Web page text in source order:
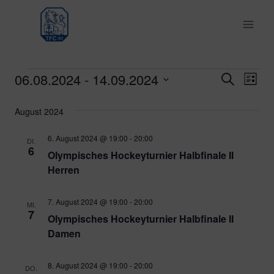
springen
Veranstaltungen SucheListe
06.08.2024 - 14.09.2024
wählen.
August 2024
DI.
6
Olympisches Hockeyturnier Halbfinale II
Herren
6. August 2024 @ 19:00 - 20:00
MI.
7
Olympisches Hockeyturnier Halbfinale II
Damen
7. August 2024 @ 19:00 - 20:00
DO. 8. August 2024 @ 19:00 - 20:00